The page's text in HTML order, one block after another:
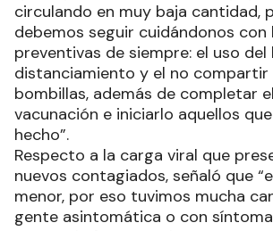
circulando en muy baja cantidad,
debemos seguir cuidándonos con
preventivas de siempre: el uso del
distanciamiento y el no compartir
bombillas, además de completar
vacunación e iniciarlo aquellos
hecho”.
Respecto a la carga viral que
nuevos contagiados, señaló que
menor, por eso tuvimos mucha
gente asintomática o con